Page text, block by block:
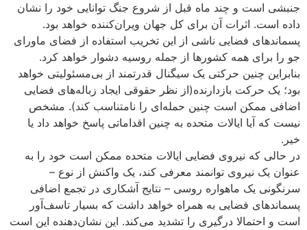
جنبشی است و چند ماه قبل از شروع جنگ توانایی خود را نشان
داده است. اثرات آن برای کل جهان ویران‌کننده خواهد بود.
پسماندهای فضایی ناشی از این تخریب استفاده از فضای ماورای
جو را برای همه کشورها از جمله روسیه دشوار خواهد کرد.
بنابراین چنین حرکتی یک سیگنال قدرتمند از بی‌مسئولیتی خواهد
بود؛ یک حرکت بازدارنده(از نظر حقوقی ایجاد زباله‌های فضایی
اضافی ممکن است چنین حمله‌ای را نامتناسب کند). مشخص
نیست که آیا ایالات متحده به چنین اقداماتی پاسخ خواهد داد یا
خیر.
در حالی که نیروی فضایی ایالات متحده ممکن است خود را به
عنوان یک نیروی توانمند معرفی کند، یک واکنش از نوع –
سرنگونی یک ماهواره روسی – نتایج آشکاری در تجمع اضافی
پسماندهای فضایی به همراه خواهد داشت که بسیار تاسف‌آور
است و احتمالا درگیری را تشدید می‌کند. این نشان‌دهنده این است